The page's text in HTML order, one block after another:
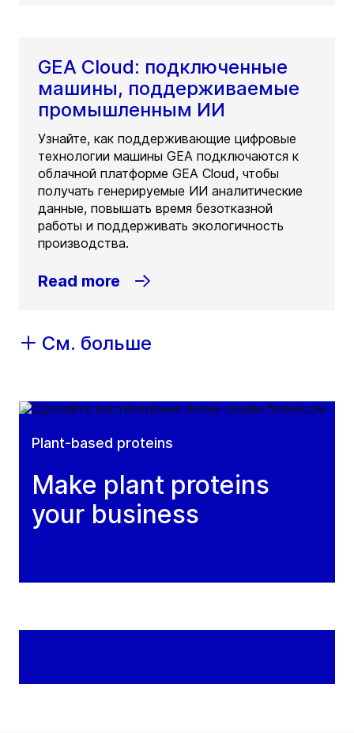
GEA Cloud: подключенные
машины, поддерживаемые
промышленным ИИ
Узнайте, как поддерживающие цифровые
технологии машины GEA подключаются к
облачной платформе GEA Cloud, чтобы
получать генерируемые ИИ аналитические
данные, повышать время безотказной
работы и поддерживать экологичность
производства.
Read more
См. больше
Plant-based proteins
Make plant proteins
your business